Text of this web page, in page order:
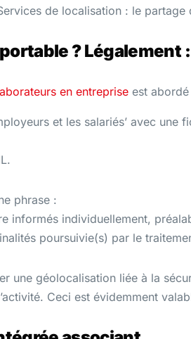
de localisation : le
? Légalement :
en entreprise est
et les salariés’ avec une
phrase :
informés individuellement,
poursuivie(s) par le
une géolocalisation liée à la
Ceci est évidemment